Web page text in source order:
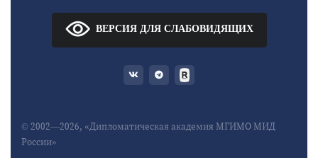
ВЕРСИЯ ДЛЯ СЛАБОВИДЯЩИХ
© 2002—2026, «Дипломатическая академия МГИМО МИД
России»